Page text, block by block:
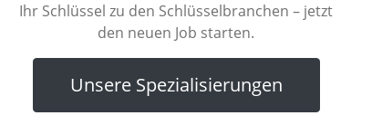
Ihr Schlüssel zu den Schlüsselbranchen – jetzt
den neuen Job starten.
Unsere Spezialisierungen